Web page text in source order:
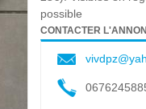
possible
CONTACTER